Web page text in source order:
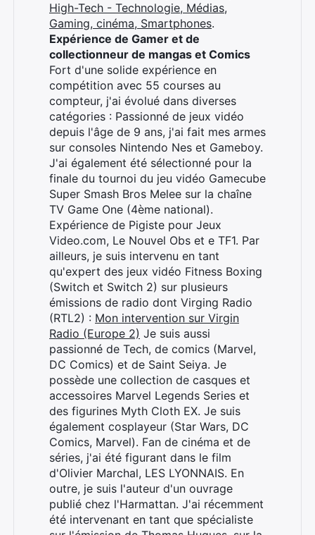
High-Tech - Technologie, Médias,
Gaming, cinéma, Smartphones.
Expérience de Gamer et de
collectionneur de mangas et Comics
Fort d'une solide expérience en
compétition avec 55 courses au
compteur, j'ai évolué dans diverses
catégories : Passionné de jeux vidéo
depuis l'âge de 9 ans, j'ai fait mes armes
sur consoles Nintendo Nes et Gameboy.
J'ai également été sélectionné pour la
finale du tournoi du jeu vidéo Gamecube
Super Smash Bros Melee sur la chaîne
TV Game One (4ème national).
Expérience de Pigiste pour Jeux
Video.com, Le Nouvel Obs et e TF1. Par
ailleurs, je suis intervenu en tant
qu'expert des jeux vidéo Fitness Boxing
(Switch et Switch 2) sur plusieurs
émissions de radio dont Virging Radio
(RTL2) : Mon intervention sur Virgin
Radio (Europe 2) Je suis aussi
passionné de Tech, de comics (Marvel,
DC Comics) et de Saint Seiya. Je
possède une collection de casques et
accessoires Marvel Legends Series et
des figurines Myth Cloth EX. Je suis
également cosplayeur (Star Wars, DC
Comics, Marvel). Fan de cinéma et de
séries, j'ai été figurant dans le film
d'Olivier Marchal, LES LYONNAIS. En
outre, je suis l'auteur d'un ouvrage
publié chez l'Harmattan. J'ai récemment
été intervenant en tant que spécialiste